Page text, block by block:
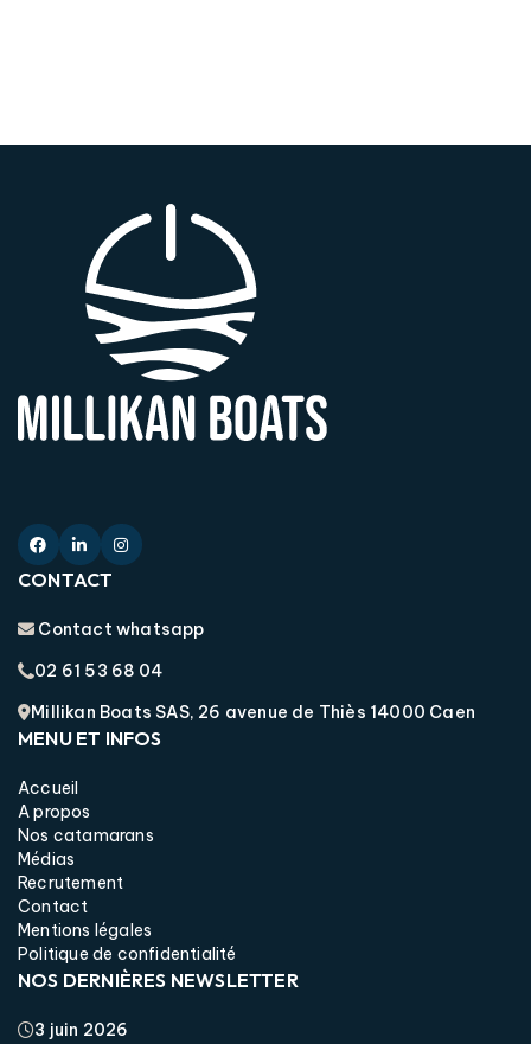
CONTACT
Contact whatsapp
02 61 53 68 04
Millikan Boats SAS, 26 avenue de Thiès 14000 Caen
MENU ET INFOS
Accueil
A propos
Nos catamarans
Médias
Recrutement
Contact
Mentions légales
Politique de confidentialité
NOS DERNIÈRES NEWSLETTER
3 juin 2026